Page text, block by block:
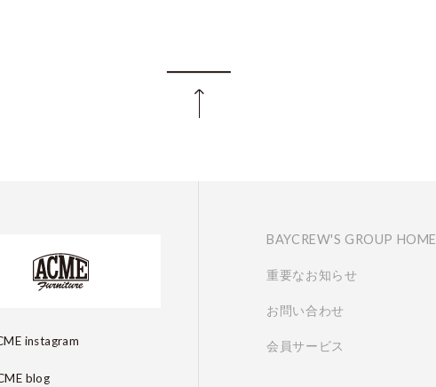
instagram
blog
BAYCREW'S GROUP HOME
重要なお知らせ
お問い合わせ
会員サービス